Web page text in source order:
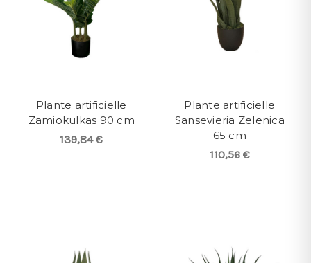
Plante artificielle
Zamiokulkas 90 cm
139,84 €
Plante artificielle
Sansevieria Zelenica
65 cm
110,56 €